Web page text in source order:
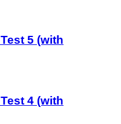
5 (with
4 (with